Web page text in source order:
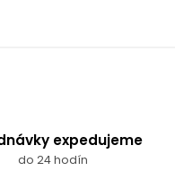
expedujeme
do 24 hodín